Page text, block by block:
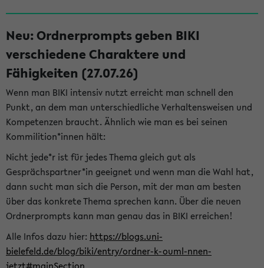
Neu: Ordnerprompts geben BIKI
verschiedene Charaktere und
Fähigkeiten (27.07.26)
Wenn man BIKI intensiv nutzt erreicht man schnell den
Punkt, an dem man unterschiedliche Verhaltensweisen und
Kompetenzen braucht. Ähnlich wie man es bei seinen
Kommilition*innen hält:
Nicht jede*r ist für jedes Thema gleich gut als
Gesprächspartner*in geeignet und wenn man die Wahl hat,
dann sucht man sich die Person, mit der man am besten
über das konkrete Thema sprechen kann. Über die neuen
Ordnerprompts kann man genau das in BIKI erreichen!
Alle Infos dazu hier: https://blogs.uni-
bielefeld.de/blog/biki/entry/ordner-k-ouml-nnen-